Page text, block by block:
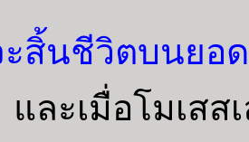
ะสิ้นชีวิตบนยอด
ละเมื่อโมเสส